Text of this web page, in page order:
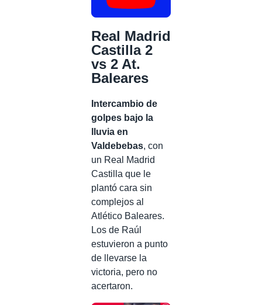
Real Madrid
Castilla 2
vs 2 At.
Baleares
Intercambio de
golpes bajo la
lluvia en
Valdebebas, con
un Real Madrid
Castilla que le
plantó cara sin
complejos al
Atlético Baleares.
Los de Raúl
estuvieron a punto
de llevarse la
victoria, pero no
acertaron.